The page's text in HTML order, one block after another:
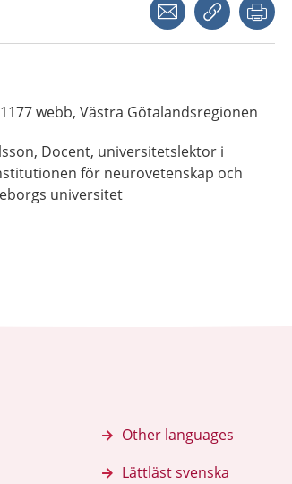
webb, Västra Götalandsregionen
Docent, universitetslektor i
för neurovetenskap och
universitet
Other languages
Lättläst svenska